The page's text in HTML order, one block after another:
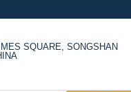
SQUARE, SONGSHAN